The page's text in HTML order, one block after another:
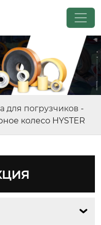
для погрузчиков -
колесо HYSTER
